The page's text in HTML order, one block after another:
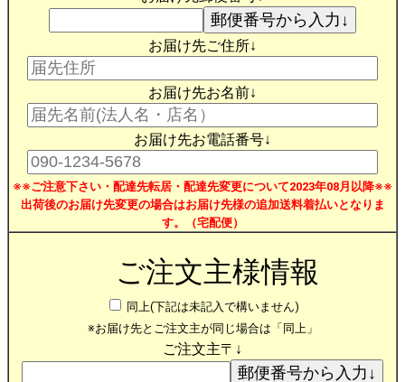
お届け先ご住所↓
お届け先お名前↓
お届け先お電話番号↓
※※ご注意下さい・配達先転居・配達先変更について2023年08月以降※※
出荷後のお届け先変更の場合はお届け先様の追加送料着払いとなりま
す。（宅配便）
ご注文主様情報
同上(下記は未記入で構いません)
※お届け先とご注文主が同じ場合は「同上」
ご注文主〒↓